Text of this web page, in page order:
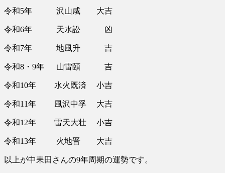
令和5年 沢山咸 大吉
令和6年 天水訟 凶
令和7年 地風升 吉
令和8・9年 山雷頤 吉
令和10年 水火既済 小吉
令和11年 風沢中孚 大吉
令和12年 雷天大壮 小吉
令和13年 火地晋 大吉
以上が中耒田さんの9年周期の運勢です。